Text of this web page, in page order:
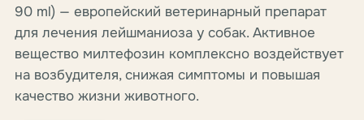
90 ml) — европейский ветеринарный препарат
для лечения лейшманиоза у собак. Активное
вещество милтефозин комплексно воздействует
на возбудителя, снижая симптомы и повышая
качество жизни животного.